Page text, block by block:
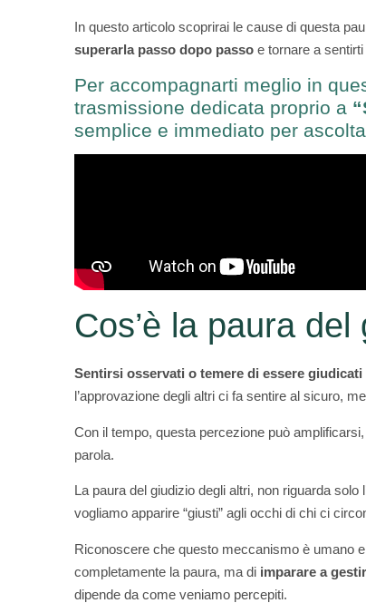
In questo articolo scoprirai le cause di questa
superarla passo dopo passo e tornare a
Per accompagnarti meglio in
trasmissione dedicata proprio a
semplice e immediato per
Cos’è la paura
Sentirsi osservati o temere di essere giudicati
l’approvazione degli altri ci fa sentire al sicuro,
Con il tempo, questa percezione può
parola.
La paura del giudizio degli altri, non riguarda solo
vogliamo apparire “giusti” agli occhi di chi ci
Riconoscere che questo meccanismo è umano
completamente la paura, ma di imparare a
dipende da come veniamo percepiti.